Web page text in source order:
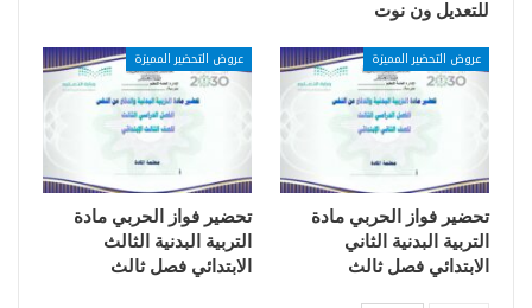
للتعديل ون نوت
عروض التحضير المميزة
تحضير فواز الحربي مادة
التربية البدنية الثاني
الابتدائي فصل ثالث
عروض التحضير المميزة
تحضير فواز الحربي مادة
التربية البدنية الثالث
الابتدائي فصل ثالث